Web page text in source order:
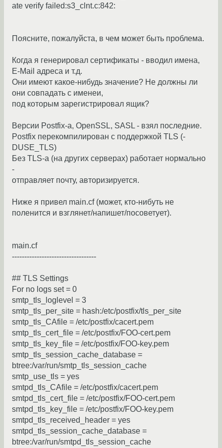
ate verify failed:s3_clnt.c:842:
Поясните, пожалуйста, в чем может быть проблема.
Когда я генерировал сертификаты - вводил имена,
E-Mail адреса и т.д.
Они имеют какое-нибудь значение? Не должны ли
они совпадать с именеи,
под которым зарегистрировал ящик?
Версии Postfix-a, OpenSSL, SASL - взял последние.
Postfix перекомпилирован с поддержкой TLS (-
DUSE_TLS)
Без TLS-а (на других серверах) работает нормально
-
отправляет почту, авторизируется.
Ниже я привел main.cf (может, кто-нибуть не
поленится и взглянет/напишет/посоветует).
main.cf
----------------------------------
## TLS Settings
For no logs set = 0
smtp_tls_loglevel = 3
smtp_tls_per_site = hash:/etc/postfix/tls_per_site
smtp_tls_CAfile = /etc/postfix/cacert.pem
smtp_tls_cert_file = /etc/postfix/FOO-cert.pem
smtp_tls_key_file = /etc/postfix/FOO-key.pem
smtp_tls_session_cache_database =
btree:/var/run/smtp_tls_session_cache
smtp_use_tls = yes
smtpd_tls_CAfile = /etc/postfix/cacert.pem
smtpd_tls_cert_file = /etc/postfix/FOO-cert.pem
smtpd_tls_key_file = /etc/postfix/FOO-key.pem
smtpd_tls_received_header = yes
smtpd_tls_session_cache_database =
btree:/var/run/smtpd_tls_session_cache